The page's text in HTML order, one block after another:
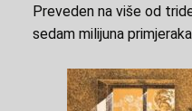
Preveden na više od
sedam milijuna